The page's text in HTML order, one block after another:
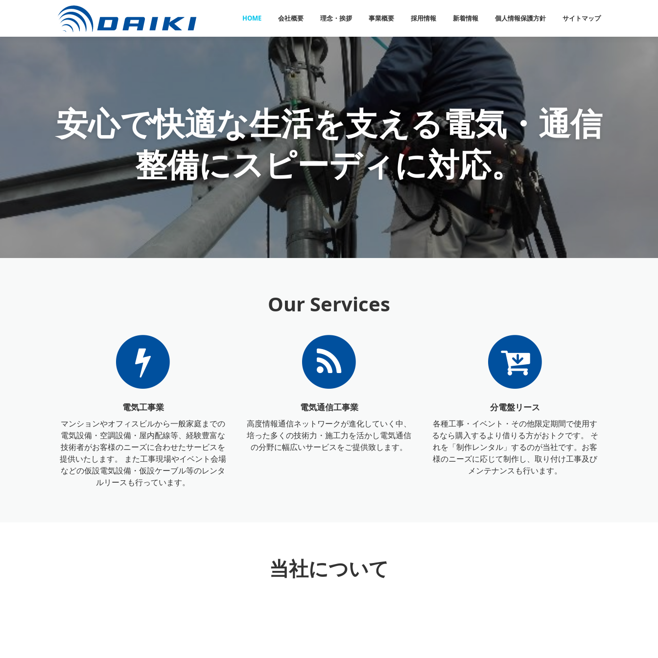
HOME 会社概要 理念・挨拶 事業概要 採用情報 新着情報 個人情報保護方針 サイトマップ
安心で快適な生活を支える電気・通信
整備にスピーディに対応。
Our Services
電気工事業
マンションやオフィスビルから一般家庭までの
電気設備・空調設備・屋内配線等、経験豊富な
技術者がお客様のニーズに合わせたサービスを
提供いたします。 また工事現場やイベント会場
などの仮設電気設備・仮設ケーブル等のレンタ
ルリースも行っています。
電気通信工事業
高度情報通信ネットワークが進化していく中、
培った多くの技術力・施工力を活かし電気通信
の分野に幅広いサービスをご提供致します。
分電盤リース
各種工事・イベント・その他限定期間で使用す
るなら購入するより借りる方がおトクです。 そ
れを「制作レンタル」するのが当社です。お客
様のニーズに応じて制作し、取り付け工事及び
メンテナンスも行います。
当社について